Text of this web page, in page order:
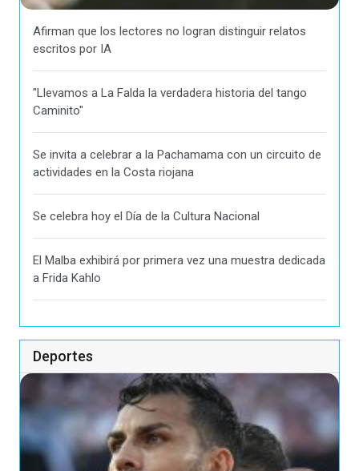
Afirman que los lectores no logran distinguir relatos
escritos por IA
"Llevamos a La Falda la verdadera historia del tango
Caminito"
Se invita a celebrar a la Pachamama con un circuito de
actividades en la Costa riojana
Se celebra hoy el Día de la Cultura Nacional
El Malba exhibirá por primera vez una muestra dedicada
a Frida Kahlo
Deportes